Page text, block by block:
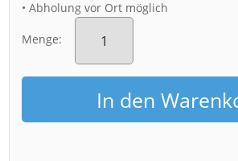
• Abholung vor Ort möglich
Menge:
Fotoabzug
(01605)
von
der
Waldschlößchenbrücke
MengeIn den